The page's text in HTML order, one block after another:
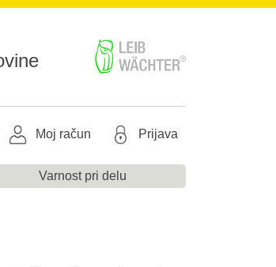
Moj račun Prijava
Varnost pri delu